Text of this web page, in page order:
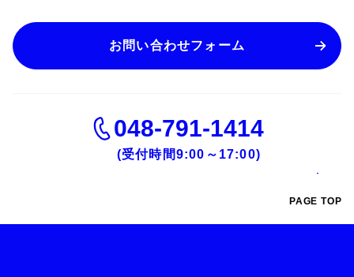
お問い合わせフォーム
048-791-1414
(受付時間9:00～17:00)
PAGE TOP